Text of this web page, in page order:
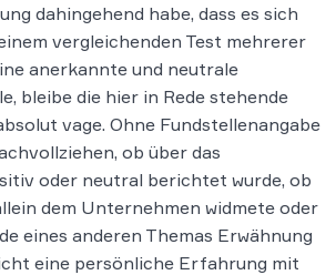
dahingehend habe, dass es sich
vergleichenden Test mehrerer
anerkannte und neutrale
bleibe die hier in Rede stehende
vage. Ohne Fundstellenangabe
ob über das
oder neutral berichtet wurde, ob
dem Unternehmen widmete oder
eines anderen Themas Erwähnung
eine persönliche Erfahrung mit